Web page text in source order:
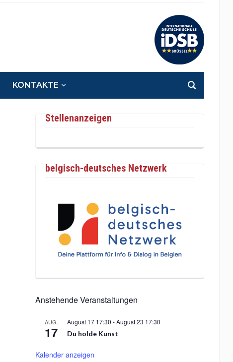
KONTAKTE
Stellenanzeigen
belgisch-deutsches Netzwerk
Anstehende Veranstaltungen
AUG.
17
August 17 17:30 -August 23 17:30
Du holde Kunst
Kalender anzeigen